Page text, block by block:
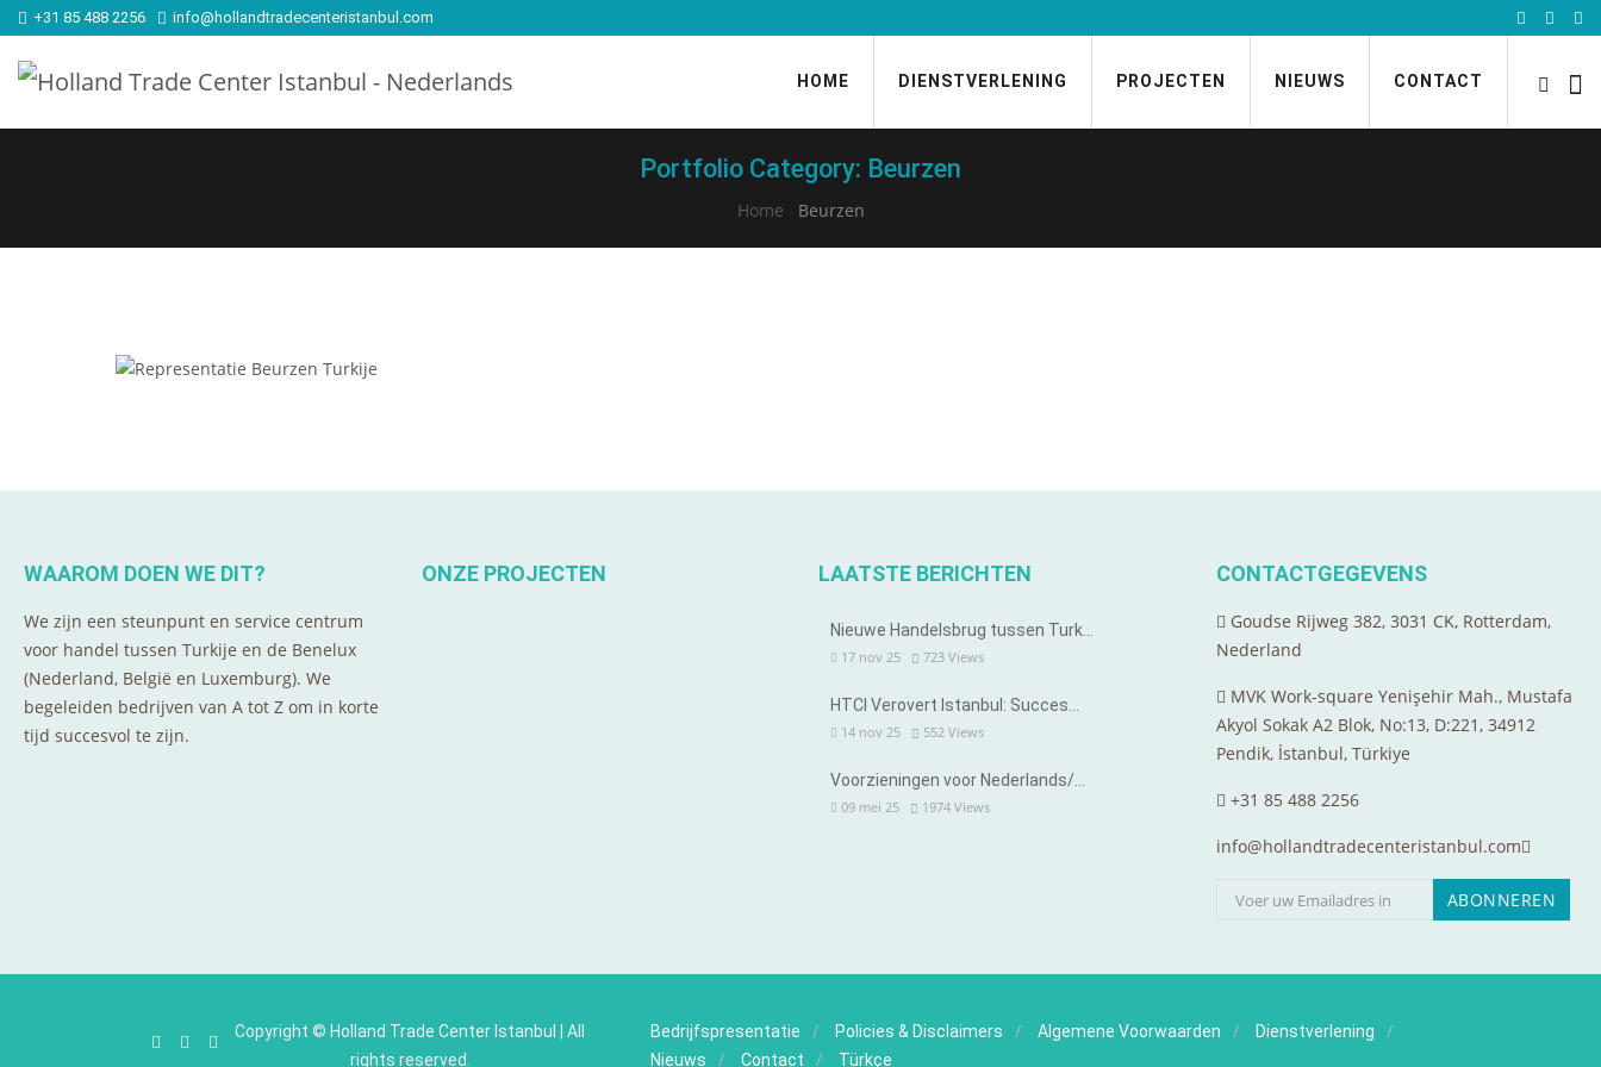
+31 85 488 2256 info@hollandtradecenteristanbul.com
HOME DIENSTVERLENING PROJECTEN NIEUWS CONTACT
Portfolio Category: Beurzen
Home Beurzen
WAAROM DOEN WE DIT?
We zijn een steunpunt en service centrum
voor handel tussen Turkije en de Benelux
(Nederland, België en Luxemburg). We
begeleiden bedrijven van A tot Z om in korte
tijd succesvol te zijn.
ONZE PROJECTEN LAATSTE BERICHTEN
Nieuwe Handelsbrug tussen Turk…
17 nov 25 723 Views
HTCI Verovert Istanbul: Succes…
14 nov 25 552 Views
Voorzieningen voor Nederlands/…
09 mei 25 1974 Views
CONTACTGEGEVENS
Goudse Rijweg 382, 3031 CK, Rotterdam,
Nederland
MVK Work-square Yenişehir Mah., Mustafa
Akyol Sokak A2 Blok, No:13, D:221, 34912
Pendik, İstanbul, Türkiye
+31 85 488 2256
info@hollandtradecenteristanbul.com
Copyright © Holland Trade Center Istanbul
| All
rights reserved.
Bedrijfspresentatie Policies & Disclaimers Algemene Voorwaarden
Dienstverlening
Nieuws
Contact Türkçe